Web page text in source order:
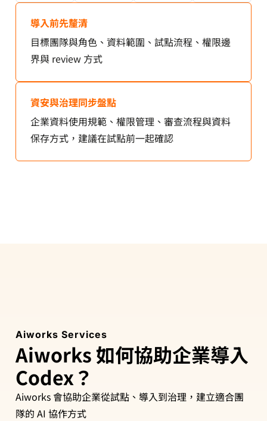
導入前先釐清
目標團隊與角色、資料範圍、試點流程、權限邊
界與 review 方式
資安與治理同步盤點
企業資料使用規範、權限管理、審查流程與資料
保存方式，建議在試點前一起確認
Aiworks Services
Aiworks 如何協助企業導入
Codex？
Aiworks 會協助企業從試點、導入到治理，建立適合團
隊的 AI 協作方式